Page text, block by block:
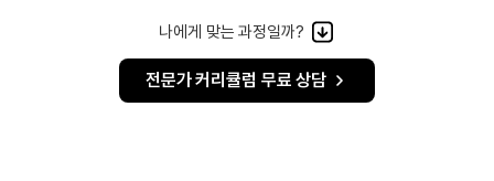
나에게 맞는 과정일까?
전문가 커리큘럼 무료 상담